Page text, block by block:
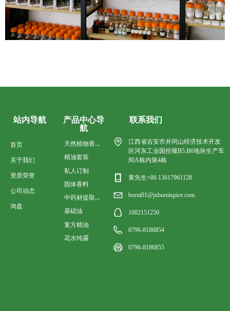
首页
关于我们
资质荣誉
公司动态
询盘
站内导航
天然植物香料油
精油套装
私人订制
固体香料
中药材提取香料油
基础油
复方精油
花水纯露
产品中心导
航
联系我们
江西省吉安市井冈山经济技术开发
区河东工业园控规B5,B6地块生产车
间A栋内第4栋
黄先生+86 13617961128
borui01@jxboruispice.com
1002151250
0796-8186854
0796-8186855